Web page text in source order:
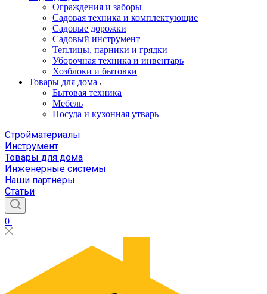
Ограждения и заборы
Садовая техника и комплектующие
Садовые дорожки
Садовый инструмент
Теплицы, парники и грядки
Уборочная техника и инвентарь
Хозблоки и бытовки
Товары для дома
Бытовая техника
Мебель
Посуда и кухонная утварь
Стройматериалы
Инструмент
Товары для дома
Инженерные системы
Наши партнеры
Статьи
0